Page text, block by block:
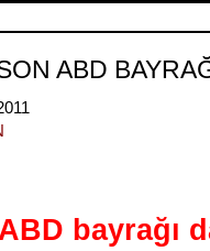
ABD
bayrağı